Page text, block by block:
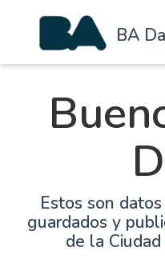
BA
Estos son
guardados y
de la